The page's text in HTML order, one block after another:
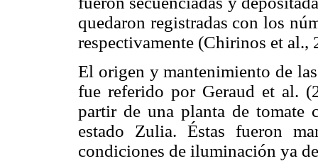
quedaron registradas con los
respectivamente (Chirinos et al.,
El origen y mantenimiento de
fue referido por Geraud et al.
partir de una planta de tomate
estado Zulia. Éstas fueron
condiciones de iluminación ya